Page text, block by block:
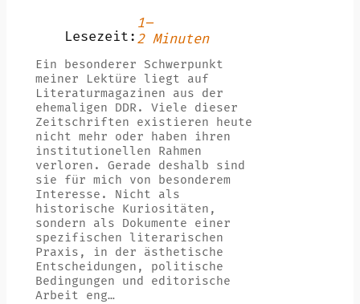
Lesezeit:
1–
2 Minuten
Ein besonderer Schwerpunkt
meiner Lektüre liegt auf
Literaturmagazinen aus der
ehemaligen DDR. Viele dieser
Zeitschriften existieren heute
nicht mehr oder haben ihren
institutionellen Rahmen
verloren. Gerade deshalb sind
sie für mich von besonderem
Interesse. Nicht als
historische Kuriositäten,
sondern als Dokumente einer
spezifischen literarischen
Praxis, in der ästhetische
Entscheidungen, politische
Bedingungen und editorische
Arbeit eng…